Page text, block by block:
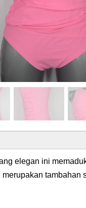
elegan ini